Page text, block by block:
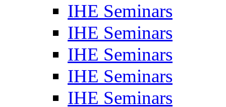
IHE Seminars
IHE Seminars
IHE Seminars
IHE Seminars
IHE Seminars